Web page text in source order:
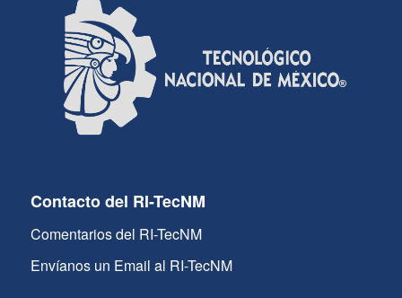
Contacto del RI-TecNM
Comentarios del RI-TecNM
Envíanos un Email al RI-TecNM